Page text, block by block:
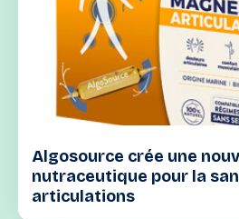
Algosource crée une
nutraceutique pour la
articulations